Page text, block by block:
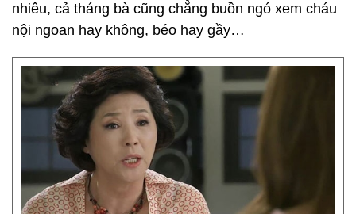
nhiêu, cả tháng bà cũng chẳng buồn ngó xem cháu
nội ngoan hay không, béo hay gầy…